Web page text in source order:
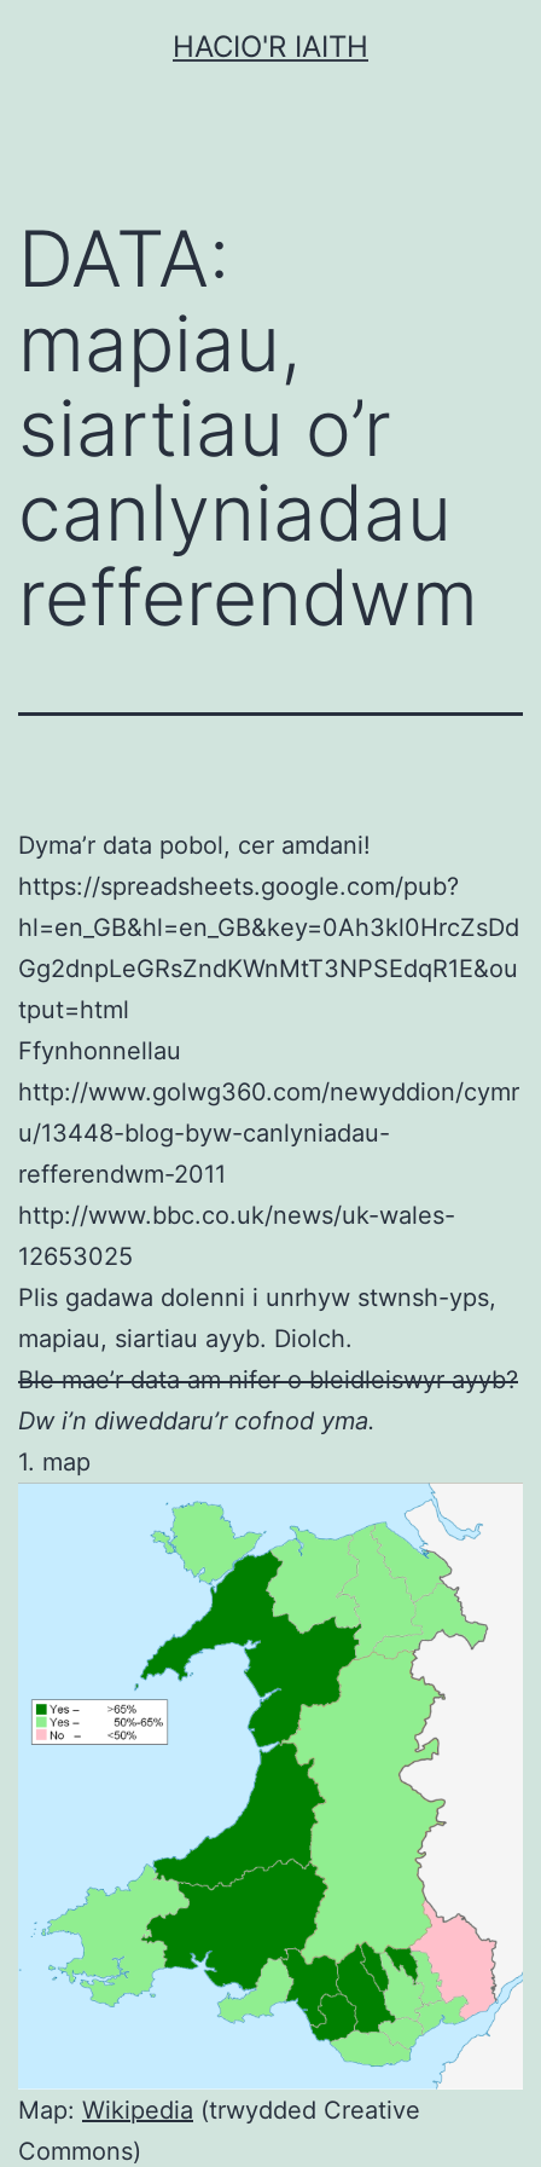
HACIO'R IAITH
DATA:
mapiau,
siartiau o’r
canlyniadau
refferendwm
Dyma’r data pobol, cer amdani!
https://spreadsheets.google.com/pub?
hl=en_GB&hl=en_GB&key=0Ah3kl0HrcZsDd
Gg2dnpLeGRsZndKWnMtT3NPSEdqR1E&ou
tput=html
Ffynhonnellau
http://www.golwg360.com/newyddion/cymr
u/13448-blog-byw-canlyniadau-
refferendwm-2011
http://www.bbc.co.uk/news/uk-wales-
12653025
Plis gadawa dolenni i unrhyw stwnsh-yps,
mapiau, siartiau ayyb. Diolch.
Ble mae’r data am nifer o bleidleiswyr ayyb?
Dw i’n diweddaru’r cofnod yma.
1. map
Map: Wikipedia (trwydded Creative
Commons)